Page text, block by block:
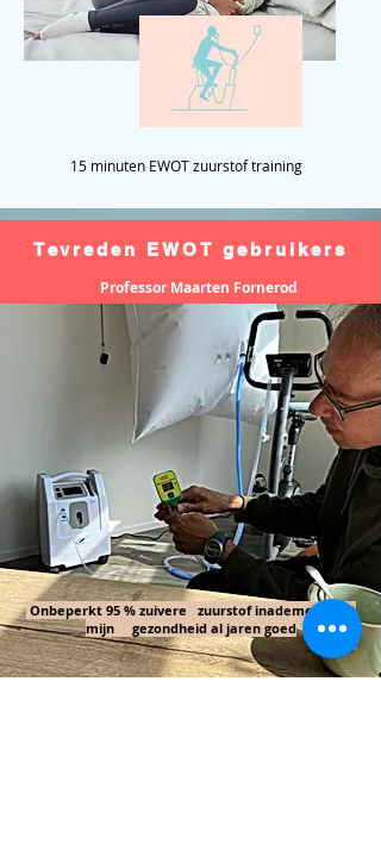
15 minuten EWOT zuurstof training
Tevreden EWOT gebruikers
Professor Maarten Fornerod
Onbeperkt 95 % zuivere zuurstof inademen doet
mijn gezondheid al jaren goed